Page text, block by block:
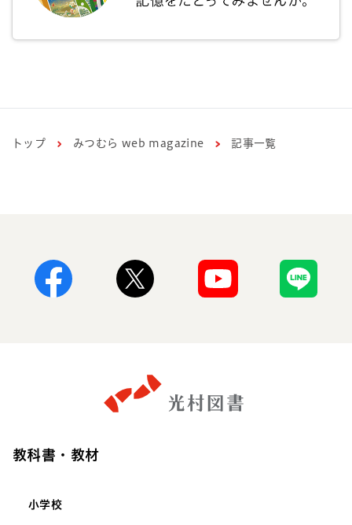
トップ みつむら web magazine 記事一覧
教科書・教材
小学校